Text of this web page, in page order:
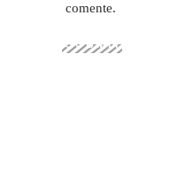
comente.
SUBMIT